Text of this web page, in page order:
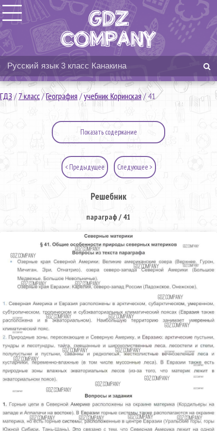
ГДЗ/7 класс/География /учебник Коринская/41
Показать содержание
< Предыдущее Следующее >
Решебник
параграф / 41